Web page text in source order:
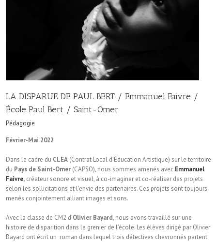
LA DISPARUE DE PAUL BERT / Emmanuel Faivre /
École Paul Bert / Saint-Omer
Pédagogie
Février-Mai 2022
Dans le cadre du CLEA (Contrat Local d’Éducation Artistique) sur le territoire
du Pays de Saint-Omer (CAPSO), nous sommes amenés avec Emmanuel
Faivre, créateur sonore et visuel, à co-imaginer et co-réaliser des projets
selon les sollicitations et l’envie des partenaires. Ces projets sont toujours
menés conjointement alliant images et sons.
Avec la classe de CM2 d’Olivier Bayard, nous avons travaillé sur une
histoire de disparition dans le grenier de l’école. Les élèves dirigé par Olivier
Bayard ont écrit un roman dans lequel trois détectives chevronnés partent